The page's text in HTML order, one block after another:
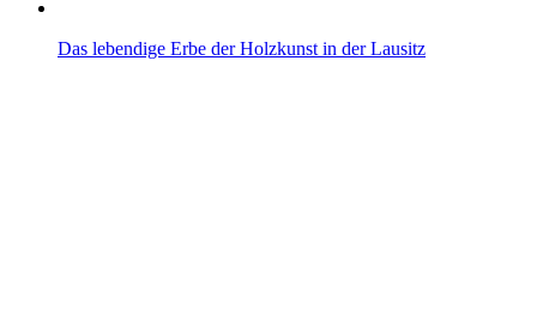
Das lebendige Erbe der Holzkunst in der Lausitz